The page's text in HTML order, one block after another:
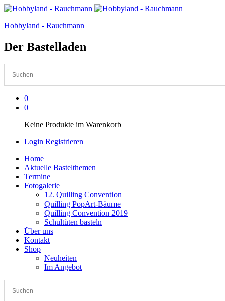
Hobbyland - Rauchmann
Der Bastelladen
0
0
Keine Produkte im Warenkorb
Login Registrieren
Home
Aktuelle Bastelthemen
Termine
Fotogalerie
12. Quilling Convention
Quilling PopArt-Bäume
Quilling Convention 2019
Schultüten basteln
Über uns
Kontakt
Shop
Neuheiten
Im Angebot